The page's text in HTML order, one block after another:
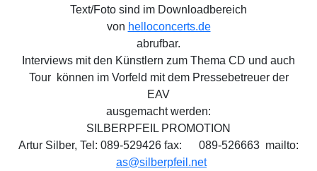
Text/Foto sind im Downloadbereich
von helloconcerts.de
abrufbar.
Interviews mit den Künstlern zum Thema CD und auch
Tour können im Vorfeld mit dem Pressebetreuer der
EAV
ausgemacht werden:
SILBERPFEIL PROMOTION
Artur Silber, Tel: 089-529426 fax: 089-526663 mailto:
as@silberpfeil.net